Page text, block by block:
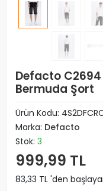
Defacto
Bermuda Şort
Ürün Kodu:
Marka: Defacto
Stok: 3
999,99 TL
83,33 TL 'den